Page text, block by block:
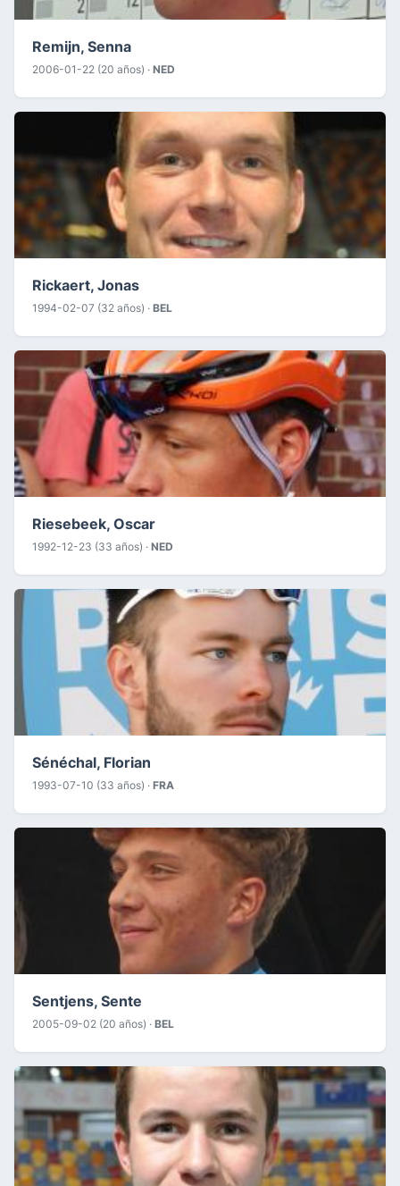
Remijn, Senna
2006-01-22 (20 años) · NED
Rickaert, Jonas
1994-02-07 (32 años) · BEL
Riesebeek, Oscar
1992-12-23 (33 años) · NED
Sénéchal, Florian
1993-07-10 (33 años) · FRA
Sentjens, Sente
2005-09-02 (20 años) · BEL